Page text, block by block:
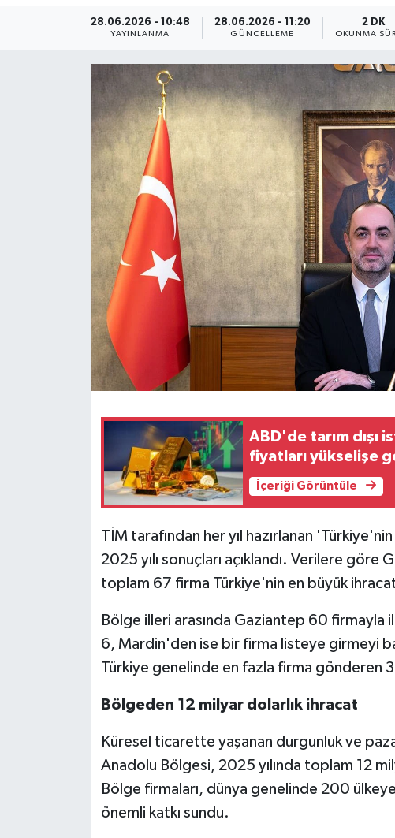
28.06.2026 - 10:48
YAYINLANMA
28.06.2026 - 11:20
GÜNCELLEME
2 DK
OKUNMA
ABD'de tarım dışı
fiyatları yükselişe
İçeriği Görüntüle
TİM tarafından her yıl hazırlanan
2025 yılı sonuçları açıklandı. Verilere
toplam 67 firma Türkiye'nin en büyük
Bölge illeri arasında Gaziantep 60 firmayla
6, Mardin'den ise bir firma listeye girmeyi
Türkiye genelinde en fazla firma gönderen
Bölgeden 12 milyar dolarlık ihracat
Küresel ticarette yaşanan durgunluk ve
Anadolu Bölgesi, 2025 yılında toplam 12
Bölge firmaları, dünya genelinde 200
önemli katkı sundu.
Bi̇li̇m & Teknoloji̇